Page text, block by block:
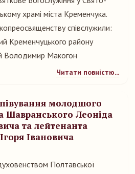
храмі міста Кременчука.
співслужили:
Кременчуцького району
Володимир Макогон
Читати повністю...
молодшого
Шавранського Леоніда
та лейтенанта
Івановича
Полтавської